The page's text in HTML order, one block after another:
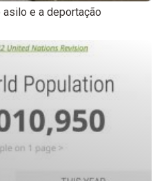
asilo e a deportação